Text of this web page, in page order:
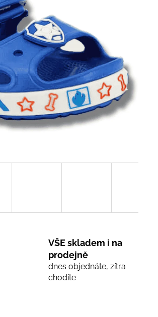
VŠE skladem i na
prodejně
dnes objednáte, zítra
chodíte